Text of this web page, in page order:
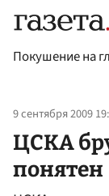
Покушение на
9 сентября 2009
ЦСКА
понятен